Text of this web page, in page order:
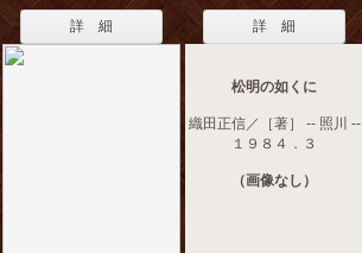
詳 細 詳 細
松明の如くに
織田正信／［著］ -- 照川 --
１９８４．３
（画像なし）